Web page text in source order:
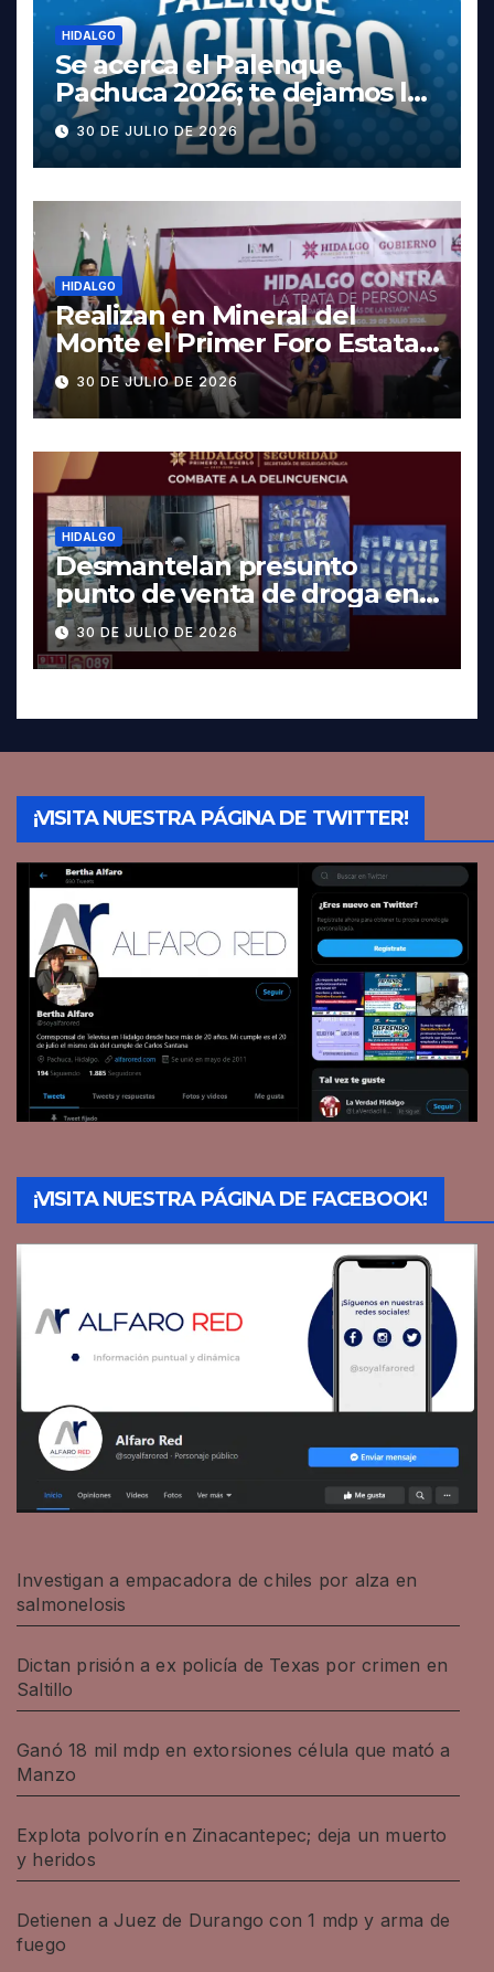
HIDALGO
Se acerca el Palenque
Pachuca 2026; te dejamos la
cartelera completa, las
fechas y los precios
30 DE JULIO DE 2026
HIDALGO
Realizan en Mineral del
Monte el Primer Foro Estatal
contra la Trata de Personas
30 DE JULIO DE 2026
HIDALGO
Desmantelan presunto
punto de venta de droga en
Pachuca; hay dos detenidos
30 DE JULIO DE 2026
¡VISITA NUESTRA PÁGINA DE TWITTER!
¡VISITA NUESTRA PÁGINA DE FACEBOOK!
Investigan a empacadora de chiles por alza en
salmonelosis
Dictan prisión a ex policía de Texas por crimen en
Saltillo
Ganó 18 mil mdp en extorsiones célula que mató a
Manzo
Explota polvorín en Zinacantepec; deja un muerto
y heridos
Detienen a Juez de Durango con 1 mdp y arma de
fuego